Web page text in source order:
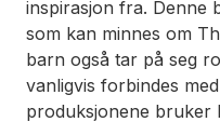
inspirasjon fra. Denne
som kan minnes om
barn også tar på seg
vanligvis forbindes
produksjonene bruker